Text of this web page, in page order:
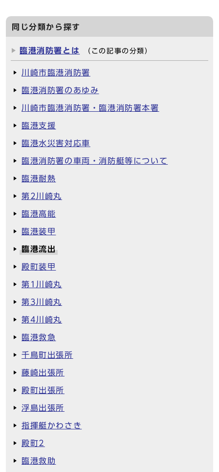
同じ分類から探す
臨港消防署とは （この記事の分類）
川崎市臨港消防署
臨港消防署のあゆみ
川崎市臨港消防署・臨港消防署本署
臨港支援
臨港水災害対応車
臨港消防署の車両・消防艇等について
臨港耐熱
第2川崎丸
臨港高能
臨港装甲
臨港流出
殿町装甲
第1川崎丸
第3川崎丸
第4川崎丸
臨港救急
千鳥町出張所
藤崎出張所
殿町出張所
浮島出張所
指揮艇かわさき
殿町2
臨港救助